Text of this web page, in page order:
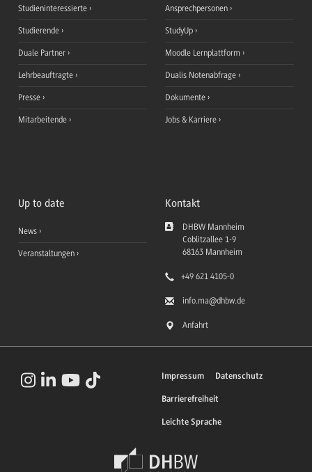
Studieninteressierte
Studierende
Duale Partner
Lehrbeauftragte
Presse
Mitarbeitende
Ansprechpersonen
StudyUp
Moodle Lernplattform
Dualis Notenabfrage
Dokumente
Jobs & Karriere
Up to date
News
Veranstaltungen
Kontakt
DHBW Mannheim
Coblitzallee 1-9
68163 Mannheim
+49 621 4105-0
info.ma@dhbw.de
Anfahrt
Impressum Datenschutz
Barrierefreiheit
Leichte Sprache